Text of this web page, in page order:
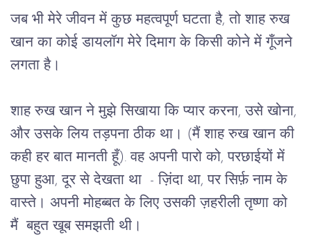
जब भी मेरे जीवन में कुछ महत्वपूर्ण घटता है, तो शाह रुख
खान का कोई डायलॉग मेरे दिमाग के किसी कोने में गूँजने
लगता है।
शाह रुख खान ने मुझे सिखाया कि प्यार करना, उसे खोना,
और उसके लिय तड़पना ठीक था। (मैं शाह रुख खान की
कही हर बात मानती हूँ). वह अपनी पारो को, परछाईयों में
छुपा हुआ, दूर से देखता था  - ज़िंदा था, पर सिर्फ़ नाम के
वास्ते। अपनी मोहब्बत के लिए उसकी ज़हरीली तृष्णा को
मैं  बहुत खूब समझती थी।